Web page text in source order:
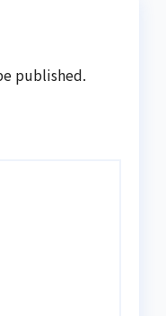
published.